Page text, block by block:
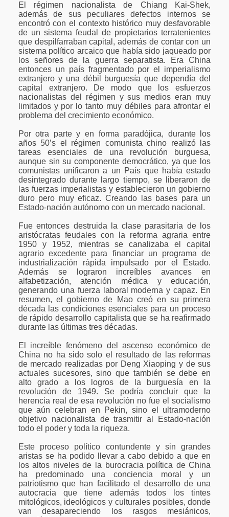
El régimen nacionalista de Chiang Kai-Shek,
además de sus peculiares defectos internos se
encontró con el contexto histórico muy desfavorable
de un sistema feudal de propietarios terratenientes
que despilfarraban capital, además de contar con un
sistema político arcaico que había sido jaqueado por
los señores de la guerra separatista. Era China
entonces un país fragmentado por el imperialismo
extranjero y una débil burguesía que dependía del
capital extranjero. De modo que los esfuerzos
nacionalistas del régimen y sus medios eran muy
limitados y por lo tanto muy débiles para afrontar el
problema del crecimiento económico.
Por otra parte y en forma paradójica, durante los
años 50’s el régimen comunista chino realizó las
tareas esenciales de una revolución burguesa,
aunque sin su componente democrático, ya que los
comunistas unificaron a un País que había estado
desintegrado durante largo tiempo, se liberaron de
las fuerzas imperialistas y establecieron un gobierno
duro pero muy eficaz. Creando las bases para un
Estado-nación autónomo con un mercado nacional.
Fue entonces destruida la clase parasitaria de los
aristócratas feudales con la reforma agraria entre
1950 y 1952, mientras se canalizaba el capital
agrario excedente para financiar un programa de
industrialización rápida impulsado por el Estado.
Además se lograron increíbles avances en
alfabetización, atención médica y educación,
generando una fuerza laboral moderna y capaz. En
resumen, el gobierno de Mao creó en su primera
década las condiciones esenciales para un proceso
de rápido desarrollo capitalista que se ha reafirmado
durante las últimas tres décadas.
El increíble fenómeno del ascenso económico de
China no ha sido solo el resultado de las reformas
de mercado realizadas por Deng Xiaoping y de sus
actuales sucesores, sino que también se debe en
alto grado a los logros de la burguesía en la
revolución de 1949. Se podría concluir que la
herencia real de esa revolución no fue el socialismo
que aún celebran en Pekin, sino el ultramoderno
objetivo nacionalista de trasmitir al Estado-nación
todo el poder y toda la riqueza.
Este proceso político contundente y sin grandes
aristas se ha podido llevar a cabo debido a que en
los altos niveles de la burocracia política de China
ha predominado una conciencia moral y un
patriotismo que han facilitado el desarrollo de una
autocracia que tiene además todos los tintes
mitológicos, ideológicos y culturales posibles, donde
van desapareciendo los rasgos mesiánicos,